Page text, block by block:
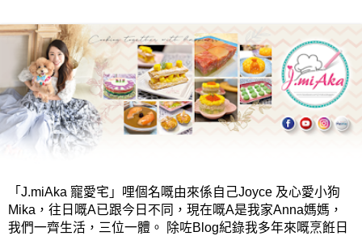
「J.miAka 寵愛宅」哩個名嘅由來係自己Joyce 及心愛小狗
Mika，往日嘅A已跟今日不同，現在嘅A是我家Anna媽媽，
我們一齊生活，三位一體。 除咗Blog紀錄我多年來嘅烹餁日